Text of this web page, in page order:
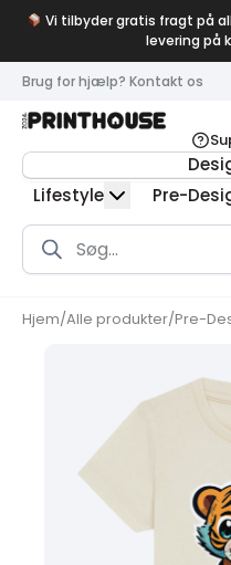
Vi tilbyder gratis fragt på
levering på
Brug for hjælp? Kontakt os
Lifestyle
Pre-
Products
search
Hjem/Alle produkter/Pre-